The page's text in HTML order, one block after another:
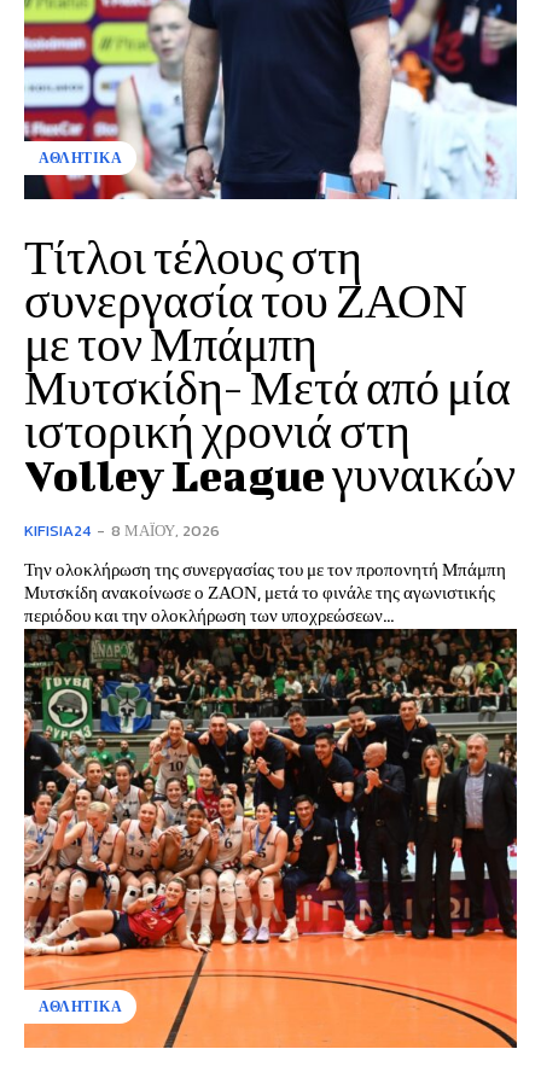
ΑΘΛΗΤΙΚΑ
Τίτλοι τέλους στη
συνεργασία του ΖΑΟΝ
με τον Μπάμπη
Μυτσκίδη- Μετά από μία
ιστορική χρονιά στη
Volley League γυναικών
KIFISIA24 - 8 ΜΑΪ́ΟΥ, 2026
Την ολοκλήρωση της συνεργασίας του με τον προπονητή Μπάμπη
Μυτσκίδη ανακοίνωσε ο ΖΑΟΝ, μετά το φινάλε της αγωνιστικής
περιόδου και την ολοκλήρωση των υποχρεώσεων...
ΑΘΛΗΤΙΚΑ